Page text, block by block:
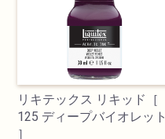
リキテックス リキッド［
125 ディープバイオレット
］